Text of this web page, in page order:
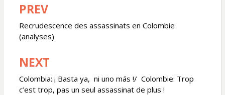
Navigation
de
l’article
PREV
Recrudescence des assassinats en Colombie
(analyses)
NEXT
Colombia: ¡ Basta ya, ni uno más !/ Colombie: Trop
c’est trop, pas un seul assassinat de plus !